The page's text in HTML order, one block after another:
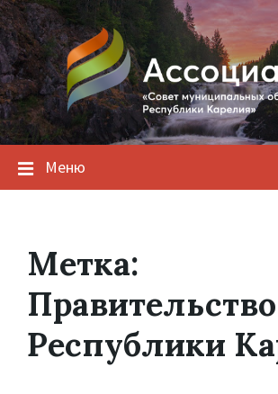
Меню
Метка:
Правительство
Республики